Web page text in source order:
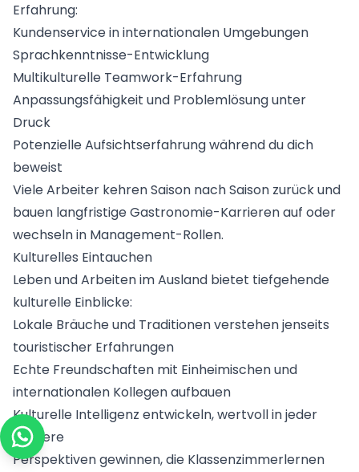
Erfahrung:
Kundenservice in internationalen Umgebungen
Sprachkenntnisse-Entwicklung
Multikulturelle Teamwork-Erfahrung
Anpassungsfähigkeit und Problemlösung unter
Druck
Potenzielle Aufsichtserfahrung während du dich
beweist
Viele Arbeiter kehren Saison nach Saison zurück und
bauen langfristige Gastronomie-Karrieren auf oder
wechseln in Management-Rollen.
Kulturelles Eintauchen
Leben und Arbeiten im Ausland bietet tiefgehende
kulturelle Einblicke:
Lokale Bräuche und Traditionen verstehen jenseits
touristischer Erfahrungen
Echte Freundschaften mit Einheimischen und
internationalen Kollegen aufbauen
Kulturelle Intelligenz entwickeln, wertvoll in jeder
Karriere
Perspektiven gewinnen, die Klassenzimmerlernen